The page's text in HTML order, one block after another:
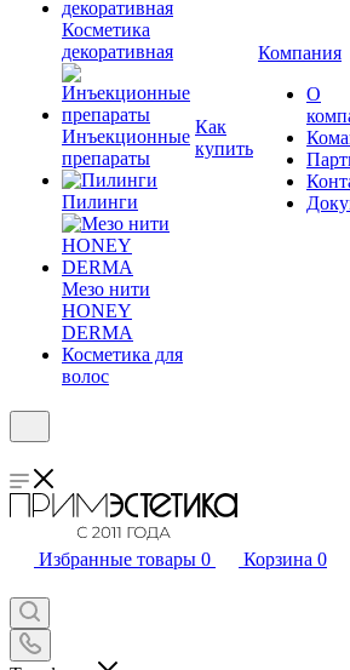
Косметика
декоративная
Инъекционные
препараты
Пилинги
Мезо нити
HONEY
DERMA
Косметика для
волос
Как
купить
Компания
О
Избранные товары 0 Корзина 0